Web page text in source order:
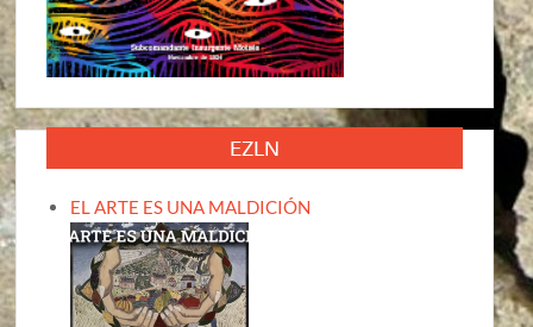
EZLN
EL ARTE ES UNA MALDICIÓN